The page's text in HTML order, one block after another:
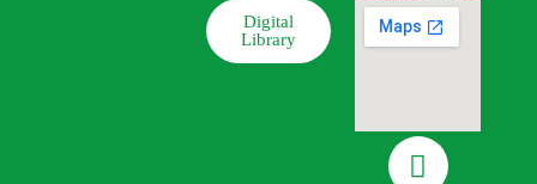
Digital
Library